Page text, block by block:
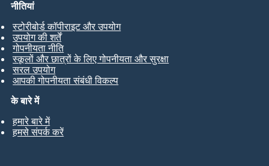
के बारे में
हमारे बारे में
हमसे संपर्क करें
नीतियां
स्टोरीबोर्ड कॉपीराइट और उपयोग
उपयोग की शर्तें
गोपनीयता नीति
स्कूलों और छात्रों के लिए गोपनीयता और सुरक्षा
सरल उपयोग
आपकी गोपनीयता संबंधी विकल्प